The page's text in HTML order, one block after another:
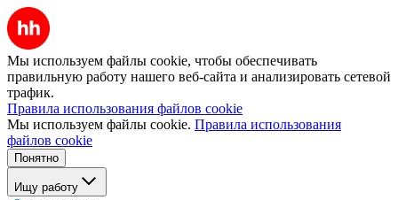
Мы используем файлы cookie, чтобы обеспечивать
правильную работу нашего веб-сайта и анализировать сетевой
трафик.
Правила использования файлов cookie
Мы используем файлы cookie. Правила использования
файлов cookie
Понятно
Ищу работу